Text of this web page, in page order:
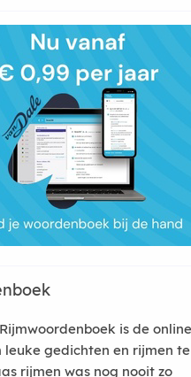
is de
leuke gedichten en rijmen
rijmen was nog nooit zo